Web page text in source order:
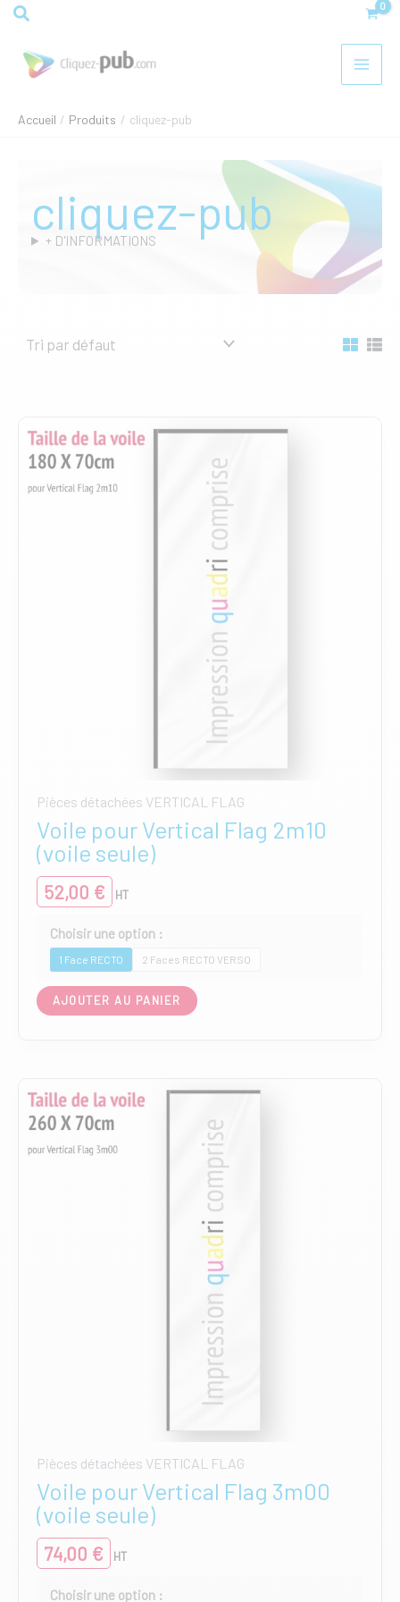
Aller
contenu
Rechercher
Accueil Produits cliquez-pub
cliquez-pub
+ D'INFORMATIONS
Pièces détachées VERTICAL FLAG
Voile pour Vertical Flag 2m10
(voile seule)
52,00 € HT
1 Face RECTO 2 Faces RECTO VERSO
AJOUTER AU PANIER
produit
Les
peuvent
être
choisies
sur
page
du
produit
Pièces détachées VERTICAL FLAG
Voile pour Vertical Flag 3m00
(voile seule)
74,00 € HT